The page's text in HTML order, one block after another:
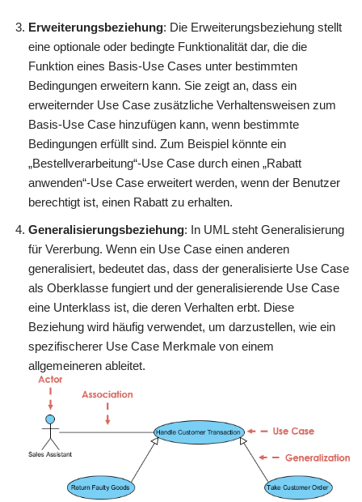
Erweiterungsbeziehung: Die Erweiterungsbeziehung stellt
eine optionale oder bedingte Funktionalität dar, die die
Funktion eines Basis-Use Cases unter bestimmten
Bedingungen erweitern kann. Sie zeigt an, dass ein
erweiternder Use Case zusätzliche Verhaltensweisen zum
Basis-Use Case hinzufügen kann, wenn bestimmte
Bedingungen erfüllt sind. Zum Beispiel könnte ein
„Bestellverarbeitung“-Use Case durch einen „Rabatt
anwenden“-Use Case erweitert werden, wenn der Benutzer
berechtigt ist, einen Rabatt zu erhalten.
Generalisierungsbeziehung: In UML steht Generalisierung
für Vererbung. Wenn ein Use Case einen anderen
generalisiert, bedeutet das, dass der generalisierte Use Case
als Oberklasse fungiert und der generalisierende Use Case
eine Unterklass ist, die deren Verhalten erbt. Diese
Beziehung wird häufig verwendet, um darzustellen, wie ein
spezifischerer Use Case Merkmale von einem
allgemeineren ableitet.